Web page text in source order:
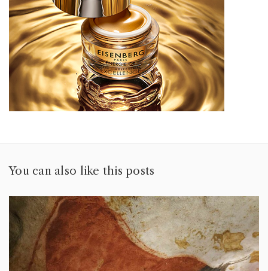
You can also like this posts